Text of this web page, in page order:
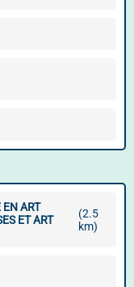
EN ART
ET ART
(2.5
km)